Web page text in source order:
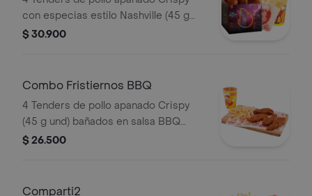
con especias estilo Nashville (45 g
und), sirope de miel picante, papas a
$ 30.900
Combo Fristiernos BBQ
4 Tenders de pollo apanado Crispy
(45 g und) bañados en salsa BBQ
ligeramente picante, papas a la
$ 26.500
Comparti2